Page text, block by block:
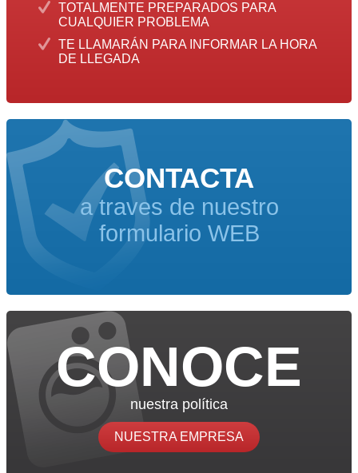
TOTALMENTE PREPARADOS PARA
CUALQUIER PROBLEMA
TE LLAMARÁN PARA INFORMAR LA HORA
DE LLEGADA
CONTACTA
a traves de nuestro
formulario WEB
CONOCE
nuestra política
NUESTRA EMPRESA